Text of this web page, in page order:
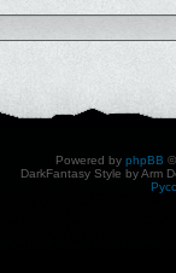
Powered by phpBB
DarkFantasy Style by Arm